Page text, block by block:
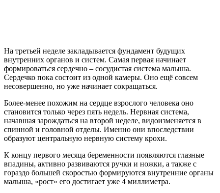
На третьей неделе закладывается фундамент будущих
внутренних органов и систем. Самая первая начинает
формироваться сердечно – сосудистая система малыша.
Сердечко пока состоит из одной камеры. Оно ещё совсем
несовершенно, но уже начинает сокращаться.
Более-менее похожим на сердце взрослого человека оно
становится только через пять недель. Нервная система,
начавшая зарождаться на второй неделе, видоизменяется в
спинной и головной отделы. Именно они впоследствии
образуют центральную нервную систему крохи.
К концу первого месяца беременности появляются глазные
впадины, активно развиваются ручки и ножки, а также с
гораздо большей скоростью формируются внутренние органы
малыша, «рост» его достигает уже 4 миллиметра.